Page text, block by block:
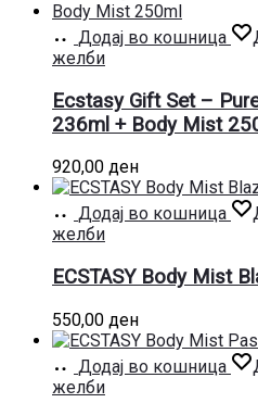
Додај во кошница
желби
Ecstasy Gift Set –
236ml + Body Mist
920,00 ден
Додај во кошница
желби
ECSTASY Body Mist
550,00 ден
Додај во кошница
желби